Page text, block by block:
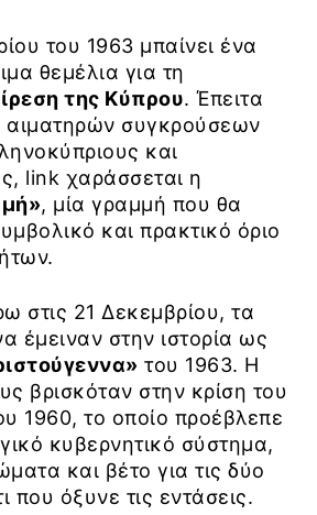
του 1963 μπαίνει ένα
θεμέλια για τη
της Κύπρου. Έπειτα
συγκρούσεων
και
link χαράσσεται η
, μία γραμμή που θα
και πρακτικό όριο
στις 21 Δεκεμβρίου, τα
έμειναν στην ιστορία ως
του 1963. Η
βρισκόταν στην κρίση του
1960, το οποίο προέβλεπε
κυβερνητικό σύστημα,
και βέτο για τις δύο
που όξυνε τις εντάσεις.